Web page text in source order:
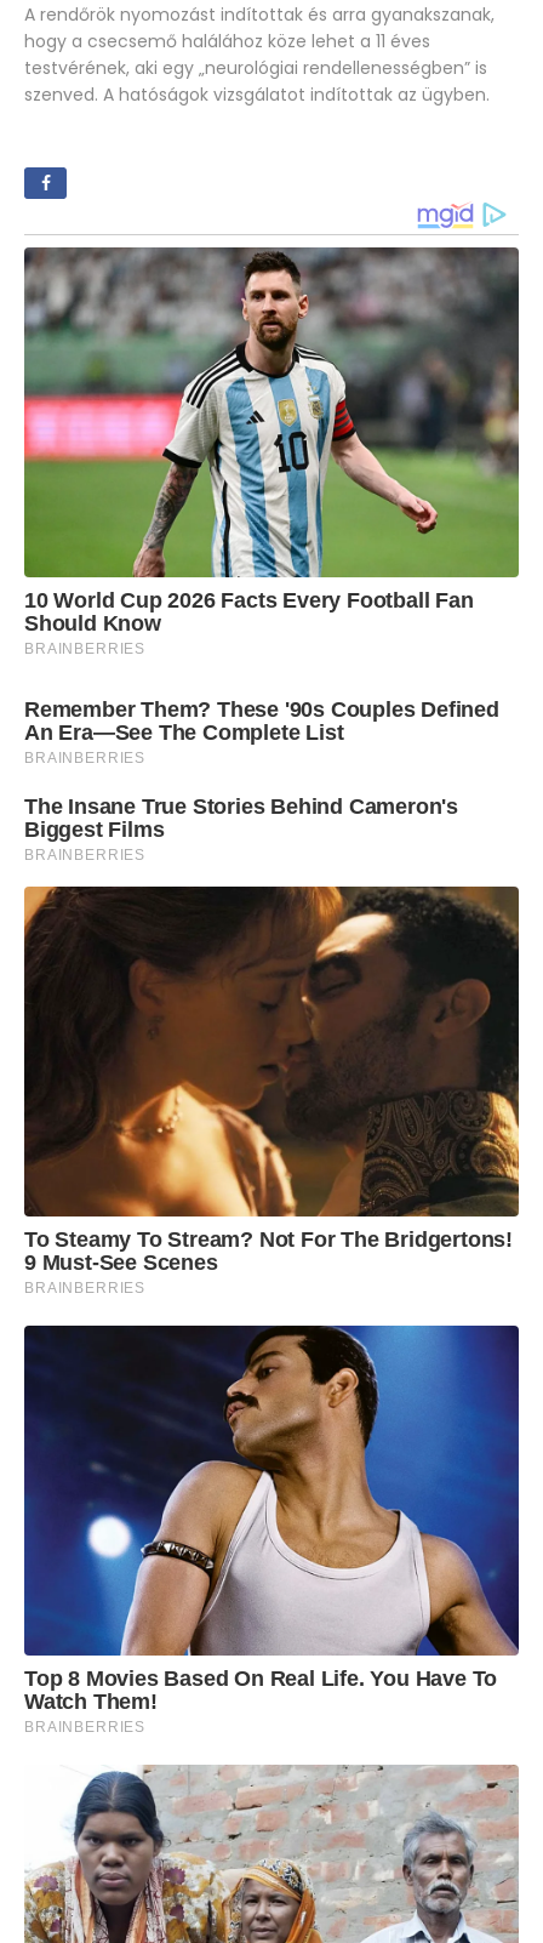
A rendőrök nyomozást indítottak és arra gyanakszanak,
hogy a csecsemő halálához köze lehet a 11 éves
testvérének, aki egy „neurológiai rendellenességben” is
szenved. A hatóságok vizsgálatot indítottak az ügyben.